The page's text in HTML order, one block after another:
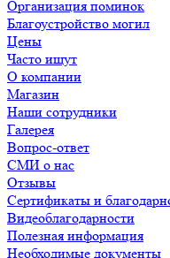
Организация поминок
Благоустройство могил
Цены
Часто ищут
О компании
Магазин
Наши сотрудники
Галерея
Вопрос-ответ
СМИ о нас
Отзывы
Сертификаты и
Видеоблагодарности
Полезная информация
Необходимые документы